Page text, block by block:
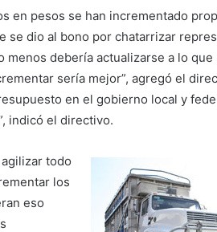
en pesos se han incrementado
se dio al bono por chatarrizar
debería actualizarse a lo que
sería mejor”, agregó el
en el gobierno local y
indicó el directivo.
todo
los
eso